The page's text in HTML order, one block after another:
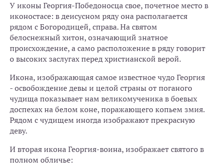
У иконы Георгия-Победоносца свое, почетное место в
иконостасе: в деисусном ряду она располагается
рядом с Богородицей, справа. На святом
белоснежный хитон, означающий знатное
происхождение, а само расположение в ряду говорит
о высоких заслугах перед христианской верой.
Икона, изображающая самое известное чудо Георгия
- освобождение девы и целой страны от поганого
чудища показывает нам великомученика в боевых
доспехах на белом коне, поражающего копьем змия.
Рядом с чудищем иногда изображают прекрасную
деву.
И вторая икона Георгия-воина, изображает святого в
полном обличье: